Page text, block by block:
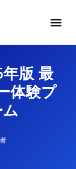
版 最
体験プ